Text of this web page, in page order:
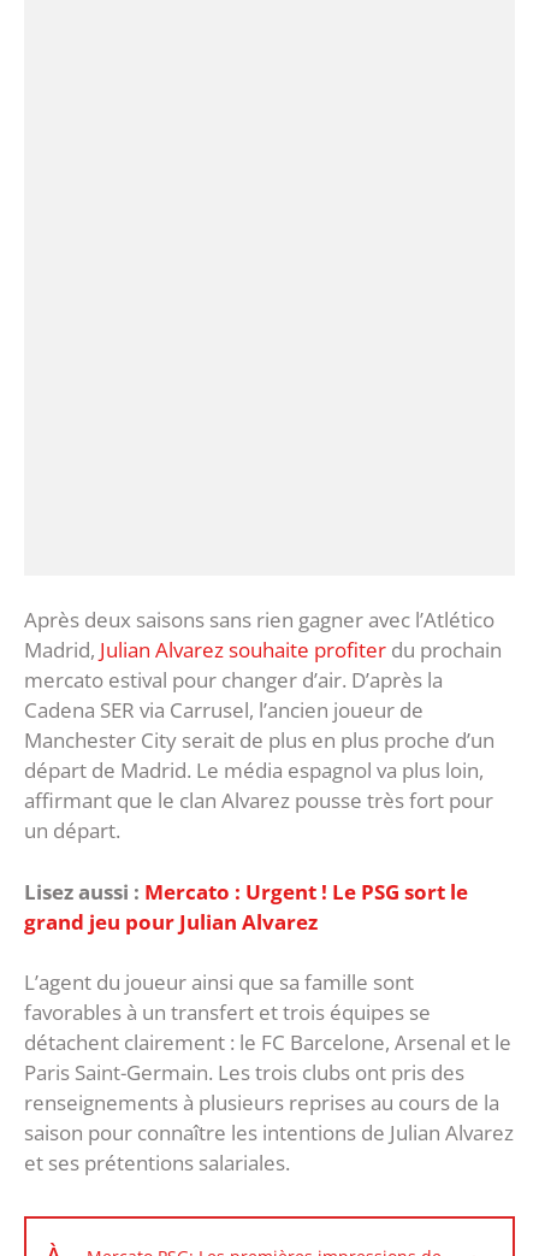
Après deux saisons sans rien gagner avec l’Atlético
Madrid, Julian Alvarez souhaite profiter du prochain
mercato estival pour changer d’air. D’après la
Cadena SER via Carrusel, l’ancien joueur de
Manchester City serait de plus en plus proche d’un
départ de Madrid. Le média espagnol va plus loin,
affirmant que le clan Alvarez pousse très fort pour
un départ.
Lisez aussi : Mercato : Urgent ! Le PSG sort le
grand jeu pour Julian Alvarez
L’agent du joueur ainsi que sa famille sont
favorables à un transfert et trois équipes se
détachent clairement : le FC Barcelone, Arsenal et le
Paris Saint-Germain. Les trois clubs ont pris des
renseignements à plusieurs reprises au cours de la
saison pour connaître les intentions de Julian Alvarez
et ses prétentions salariales.